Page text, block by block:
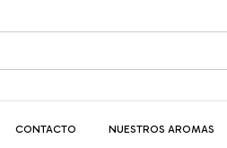
CONTACTO NUESTROS AROMAS